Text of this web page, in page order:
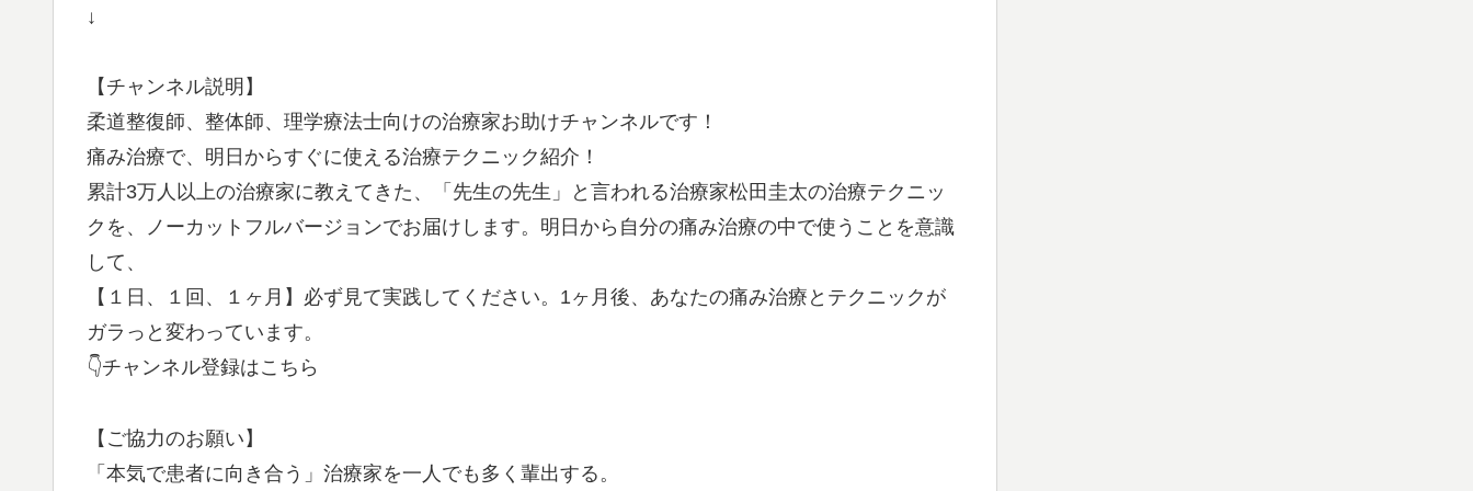
↓
【チャンネル説明】
柔道整復師、整体師、理学療法士向けの治療家お助けチャンネルです！
痛み治療で、明日からすぐに使える治療テクニック紹介！
累計3万人以上の治療家に教えてきた、「先生の先生」と言われる治療家松田圭太の治療テクニッ
クを、ノーカットフルバージョンでお届けします。明日から自分の痛み治療の中で使うことを意識
して、
【１日、１回、１ヶ月】必ず見て実践してください。1ヶ月後、あなたの痛み治療とテクニックが
ガラっと変わっています。
👇チャンネル登録はこちら
【ご協力のお願い】
「本気で患者に向き合う」治療家を一人でも多く輩出する。